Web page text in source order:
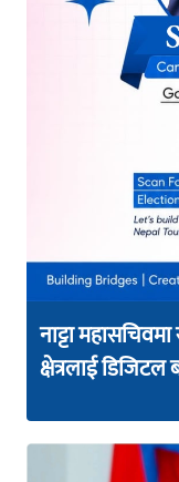
नाट्टा
क्षेत्रलाई